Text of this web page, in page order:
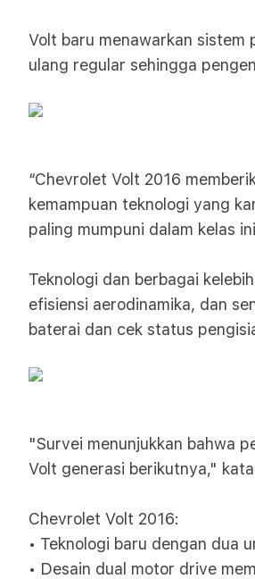
Volt baru menawarkan sistem
ulang regular sehingga
“Chevrolet Volt 2016
kemampuan teknologi yang
paling mumpuni dalam kelas
Teknologi dan berbagai
efisiensi aerodinamika, dan
baterai dan cek status
"Survei menunjukkan bahwa
Volt generasi berikutnya,"
Chevrolet Volt 2016:
• Teknologi baru dengan dua
• Desain dual motor drive